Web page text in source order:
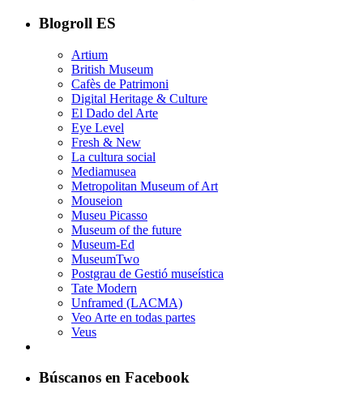
Blogroll ES
Artium
British Museum
Cafès de Patrimoni
Digital Heritage & Culture
El Dado del Arte
Eye Level
Fresh & New
La cultura social
Mediamusea
Metropolitan Museum of Art
Mouseion
Museu Picasso
Museum of the future
Museum-Ed
MuseumTwo
Postgrau de Gestió museística
Tate Modern
Unframed (LACMA)
Veo Arte en todas partes
Veus
Búscanos en Facebook